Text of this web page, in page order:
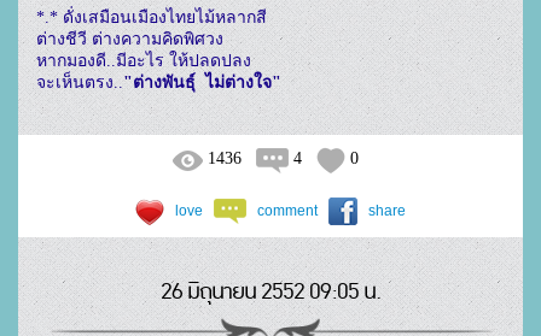
*.* ดั่งเสมือนเมืองไทยไม้หลากสี
ต่างชีวี ต่างความคิดพิศวง
หากมองดี..มีอะไร ให้ปลดปลง
จะเห็นตรง.. "ต่างพันธุ์  ไม่ต่างใจ"
1436 4 0
love comment share
26 มิถุนายน 2552 09:05 น.